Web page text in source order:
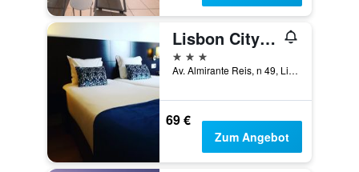
Lisbon City Hotel
3 Sterne
Av. Almirante Reis, n 49, Lissabon, Region Lissabon, Portugal
69 €
Zum Angebot